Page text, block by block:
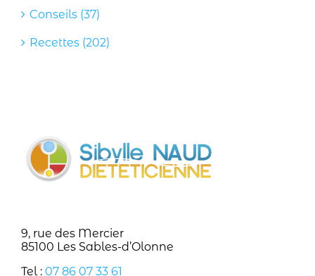
Conseils (37)
Recettes (202)
9, rue des Mercier
85100 Les Sables-d’Olonne
Tel : 07 86 07 33 61